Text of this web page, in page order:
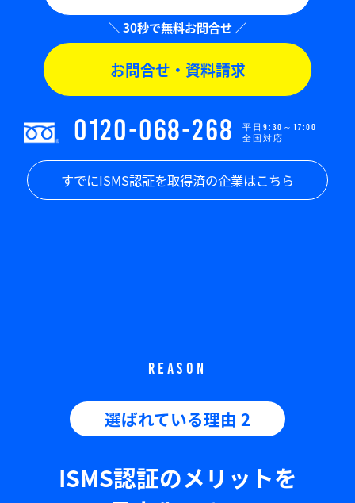
お問合せ・資料請求
0120-068-268
平日9:30～17:00
全国対応
すでにISMS認証を取得済の企業はこちら
REASON
選ばれている理由 2
ISMS認証のメリットを